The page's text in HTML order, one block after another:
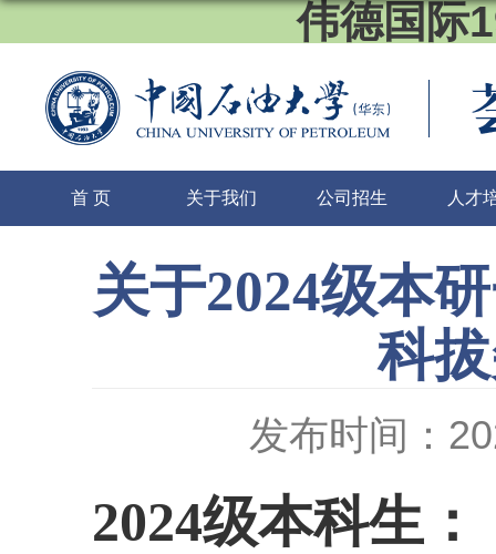
伟德国际
首 页 关于我们 公司招生 人才
关于2024级本
科
发布时间：
2024级本科生：